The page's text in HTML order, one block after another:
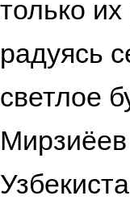
только
радуясь
светлое